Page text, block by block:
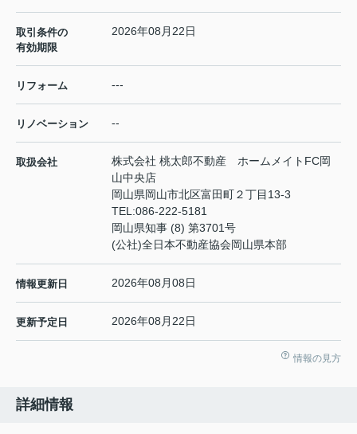
取引条件の
有効期限
2026年08月22日
リフォーム ---
リノベーション --
取扱会社
株式会社 桃太郎不動産 ホームメイトFC岡
山中央店
岡山県岡山市北区富田町２丁目13-3
TEL:086-222-5181
岡山県知事 (8) 第3701号
(公社)全日本不動産協会岡山県本部
情報更新日 2026年08月08日
更新予定日 2026年08月22日
情報の見方
詳細情報